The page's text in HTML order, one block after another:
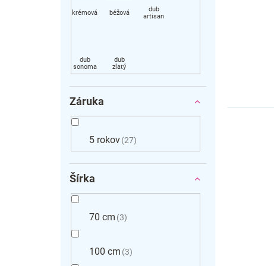
Záruka
5 rokov 27
Šírka
70 cm 3
100 cm 3